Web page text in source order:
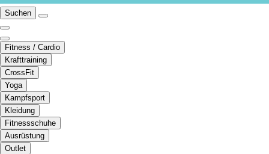
Suchen
Fitness / Cardio
Krafttraining
CrossFit
Yoga
Kampfsport
Kleidung
Fitnessschuhe
Ausrüstung
Outlet